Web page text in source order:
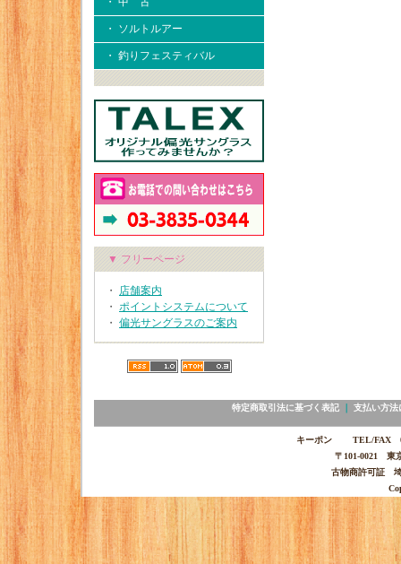
・ ソルトルアー
・ 釣りフェスティバル
▼ フリーページ
・ 店舗案内
・ ポイントシステムについて
・ 偏光サングラスのご案内
特定商取引法に基づく表記｜ 支払い方法
キーポン TEL/FAX
〒101-0021 東
古物商許可証